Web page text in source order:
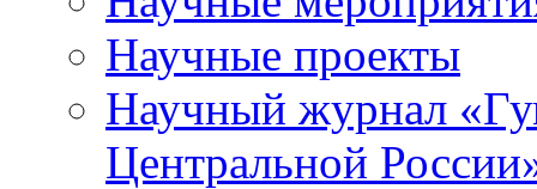
Научные проекты
Научный журнал «
Центральной